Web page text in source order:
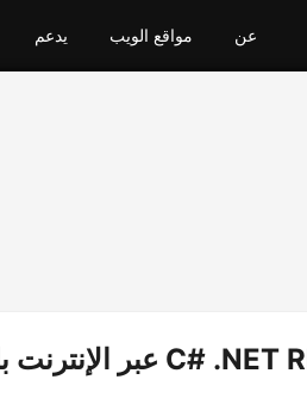
يدعم مواقع الويب عن